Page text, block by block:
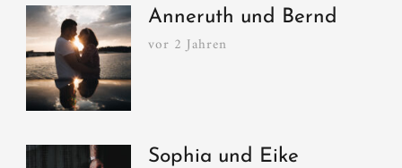
Anneruth und Bernd
vor 2 Jahren
Sophia und Eike